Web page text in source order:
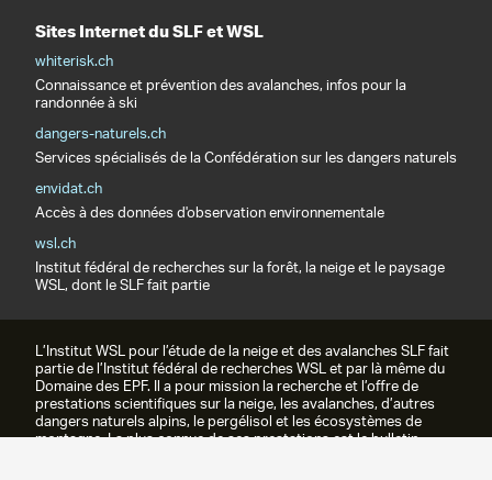
Sites Internet du SLF et WSL
whiterisk.ch
Connaissance et prévention des avalanches, infos pour la
randonnée à ski
dangers-naturels.ch
Services spécialisés de la Confédération sur les dangers naturels
envidat.ch
Accès à des données d'observation environnementale
wsl.ch
Institut fédéral de recherches sur la forêt, la neige et le paysage
WSL, dont le SLF fait partie
L’Institut WSL pour l’étude de la neige et des avalanches SLF fait
partie de l’Institut fédéral de recherches WSL et par là même du
Domaine des EPF. Il a pour mission la recherche et l’offre de
prestations scientifiques sur la neige, les avalanches, d’autres
dangers naturels alpins, le pergélisol et les écosystèmes de
montagne. La plus connue de ses prestations est le bulletin